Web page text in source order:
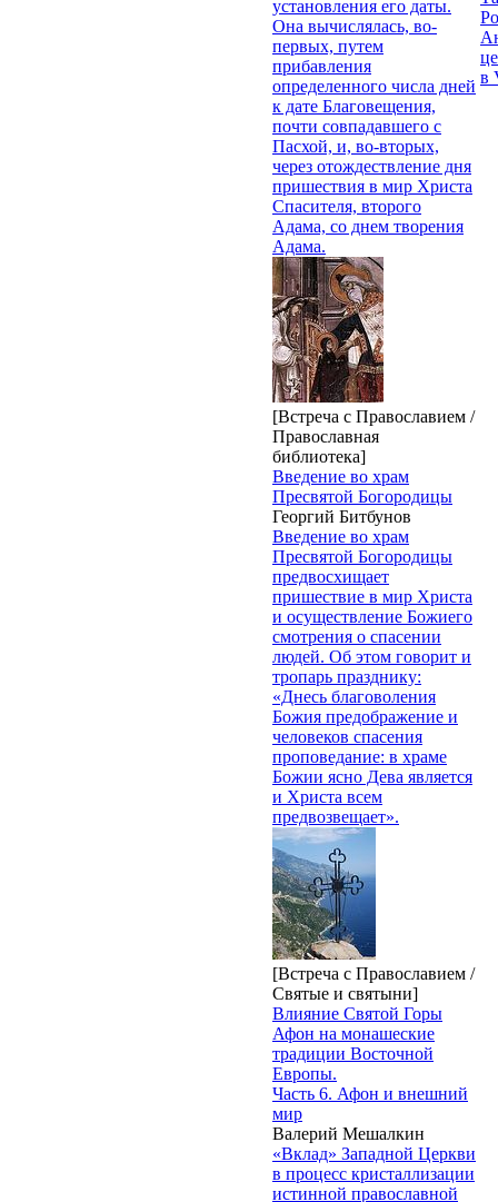
установления его даты.
Она вычислялась, во-
первых, путем
прибавления
определенного числа дней
к дате Благовещения,
почти совпадавшего с
Пасхой, и, во-вторых,
через отождествление дня
пришествия в мир Христа
Спасителя, второго
Адама, со днем творения
Адама.
[Встреча с Православием /
Православная
библиотека]
Введение во храм
Пресвятой Богородицы
Георгий Битбунов
Введение во храм
Пресвятой Богородицы
предвосхищает
пришествие в мир Христа
и осуществление Божиего
смотрения о спасении
людей. Об этом говорит и
тропарь празднику:
«Днесь благоволения
Божия предображение и
человеков спасения
проповедание: в храме
Божии ясно Дева является
и Христа всем
предвозвещает».
[Встреча с Православием /
Святые и святыни]
Влияние Святой Горы
Афон на монашеские
традиции Восточной
Европы.
Часть 6. Афон и внешний
мир
Валерий Мешалкин
«Вклад» Западной Церкви
в процесс кристаллизации
истинной православной
в